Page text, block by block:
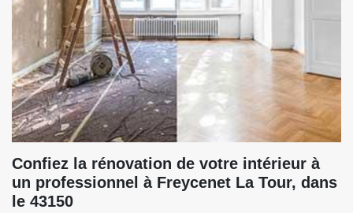
Confiez la rénovation de votre intérieur à
un professionnel à Freycenet La Tour, dans
le 43150